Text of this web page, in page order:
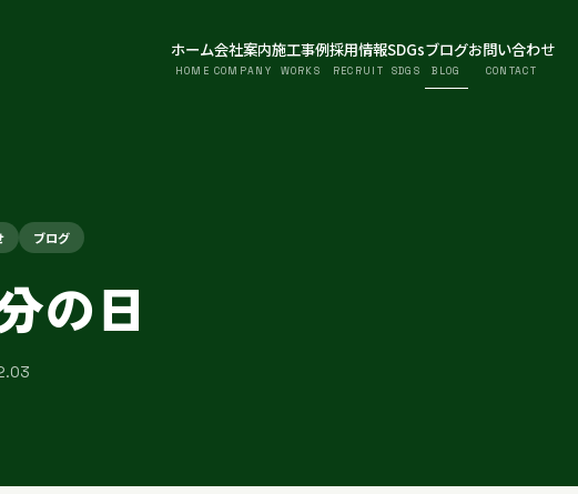
ホーム
HOME
会社案内
COMPANY
施工事例
WORKS
採用情報
RECRUIT
SDGs
SDGS
ブログ
BLOG
お問い合わせ
CONTACT
ブログ
の日